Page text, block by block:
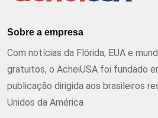
Sobre a empresa
Com notícias da Flórida, EUA e
gratuitos, o AcheiUSA foi fundado
publicação dirigida aos brasileiros
Unidos da América